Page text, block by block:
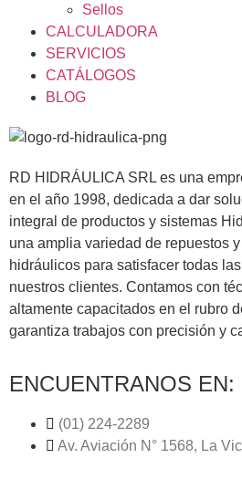
Sellos
CALCULADORA
SERVICIOS
CATÁLOGOS
BLOG
RD HIDRÁULICA SRL es una
en el año 1998, dedicada a dar
integral de productos y sistemas
una amplia variedad de repuestos
hidráulicos para satisfacer todas
nuestros clientes. Contamos con
altamente capacitados en el rubro
garantiza trabajos con precisión y
ENCUENTRANOS EN:
(01) 224-2289
Av. Aviación N° 1568, La